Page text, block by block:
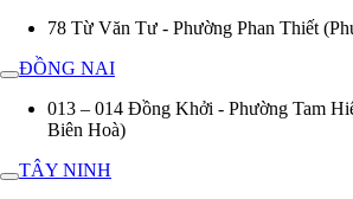
78 Từ Văn Tư - Phường Phan Thiết
ĐỒNG NAI
013 – 014 Đồng Khởi - Phường Tam
Biên Hoà)
TÂY NINH